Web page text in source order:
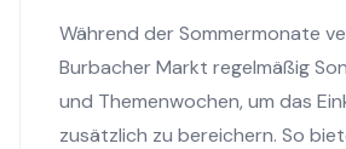
Während der Sommermonate
Burbacher Markt regelmäßig
und Themenwochen, um das
zusätzlich zu bereichern. So